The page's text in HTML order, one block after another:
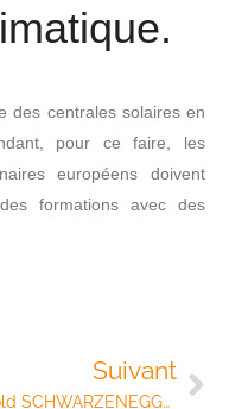
des centrales solaires en
pour ce faire, les
européens doivent
formations avec des
Suivant
Arnold SCHWARZENEGGER en Vélib’ !